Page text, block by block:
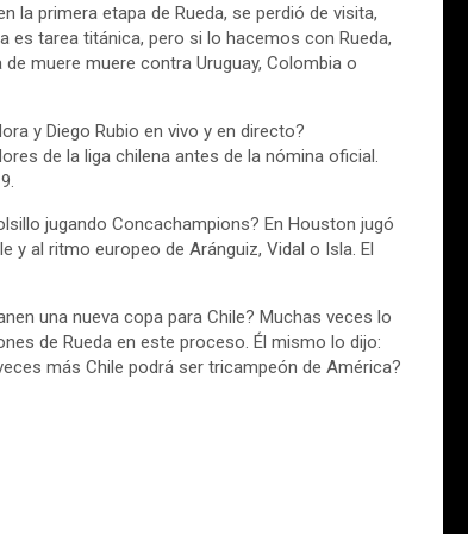
la primera etapa de Rueda, se perdió de visita,
es tarea titánica, pero si lo hacemos con Rueda,
muere muere contra Uruguay, Colombia o
y Diego Rubio en vivo y en directo?
de la liga chilena antes de la nómina oficial.
jugando Concachampions? En Houston jugó
al ritmo europeo de Aránguiz, Vidal o Isla. El
una nueva copa para Chile? Muchas veces lo
de Rueda en este proceso. Él mismo lo dijo:
más Chile podrá ser tricampeón de América?